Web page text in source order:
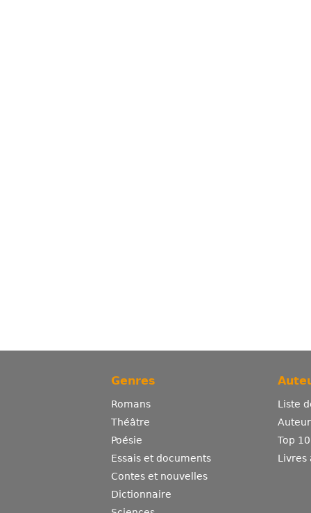
Genres
Romans
Théâtre
Poésie
Essais et documents
Contes et nouvelles
Dictionnaire
Liste
Top
Livres